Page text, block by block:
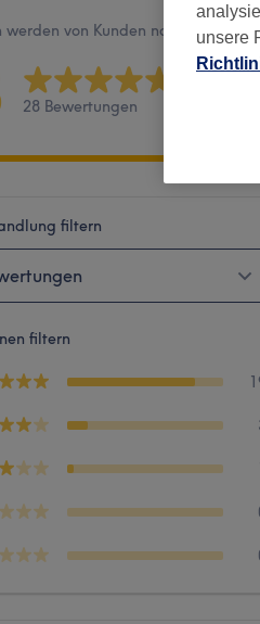
werden von Kunden nach ihrem
28 Bewertungen
filtern
filtern
unsere